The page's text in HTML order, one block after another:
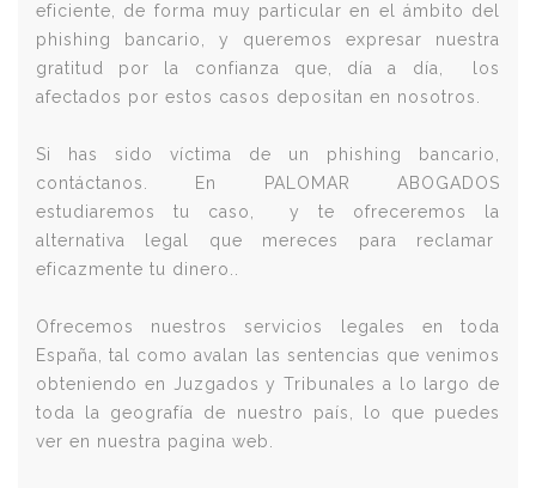
eficiente, de forma muy particular en el ámbito del
phishing bancario, y queremos expresar nuestra
gratitud por la confianza que, día a día, los
afectados por estos casos depositan en nosotros.
Si has sido víctima de un phishing bancario,
contáctanos. En PALOMAR ABOGADOS
estudiaremos tu caso, y te ofreceremos la
alternativa legal que mereces para reclamar
eficazmente tu dinero..
Ofrecemos nuestros servicios legales en toda
España, tal como avalan las sentencias que venimos
obteniendo en Juzgados y Tribunales a lo largo de
toda la geografía de nuestro país, lo que puedes
ver en nuestra pagina web.